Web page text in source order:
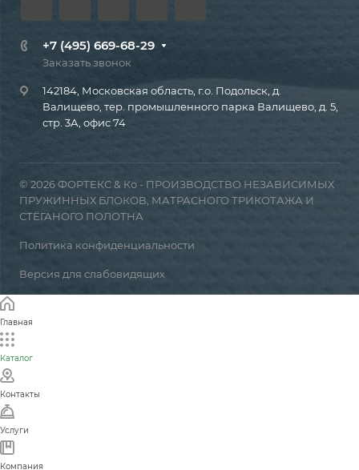
+7 (495) 669-68-29
Заказать звонок
142184, Московская область, г.о. Подольск, д.
Валищево, тер. промышленного парка Валищево, д. 5,
стр. 3А, офис 74
© 2026 ФОРТЕКС & Ко - ПРОИЗВОДСТВО НЕЗАВИСИМЫХ
ПРУЖИННЫХ БЛОКОВ, МАТРАСНОГО ТРИКОТАЖА И
СТЁГАНОГО ПОЛОТНА
Политика конфиденциальности
Версия для слабовидящих
Главная
Каталог
Контакты
Услуги
Компания